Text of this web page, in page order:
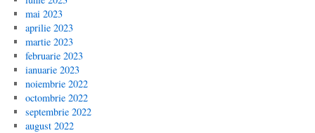
mai 2023
aprilie 2023
martie 2023
februarie 2023
ianuarie 2023
noiembrie 2022
octombrie 2022
septembrie 2022
august 2022